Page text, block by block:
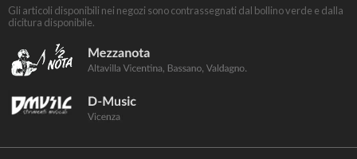
Gli articoli disponibili nei negozi sono contrassegnati dal bollino verde e dalla
dicitura disponibile.